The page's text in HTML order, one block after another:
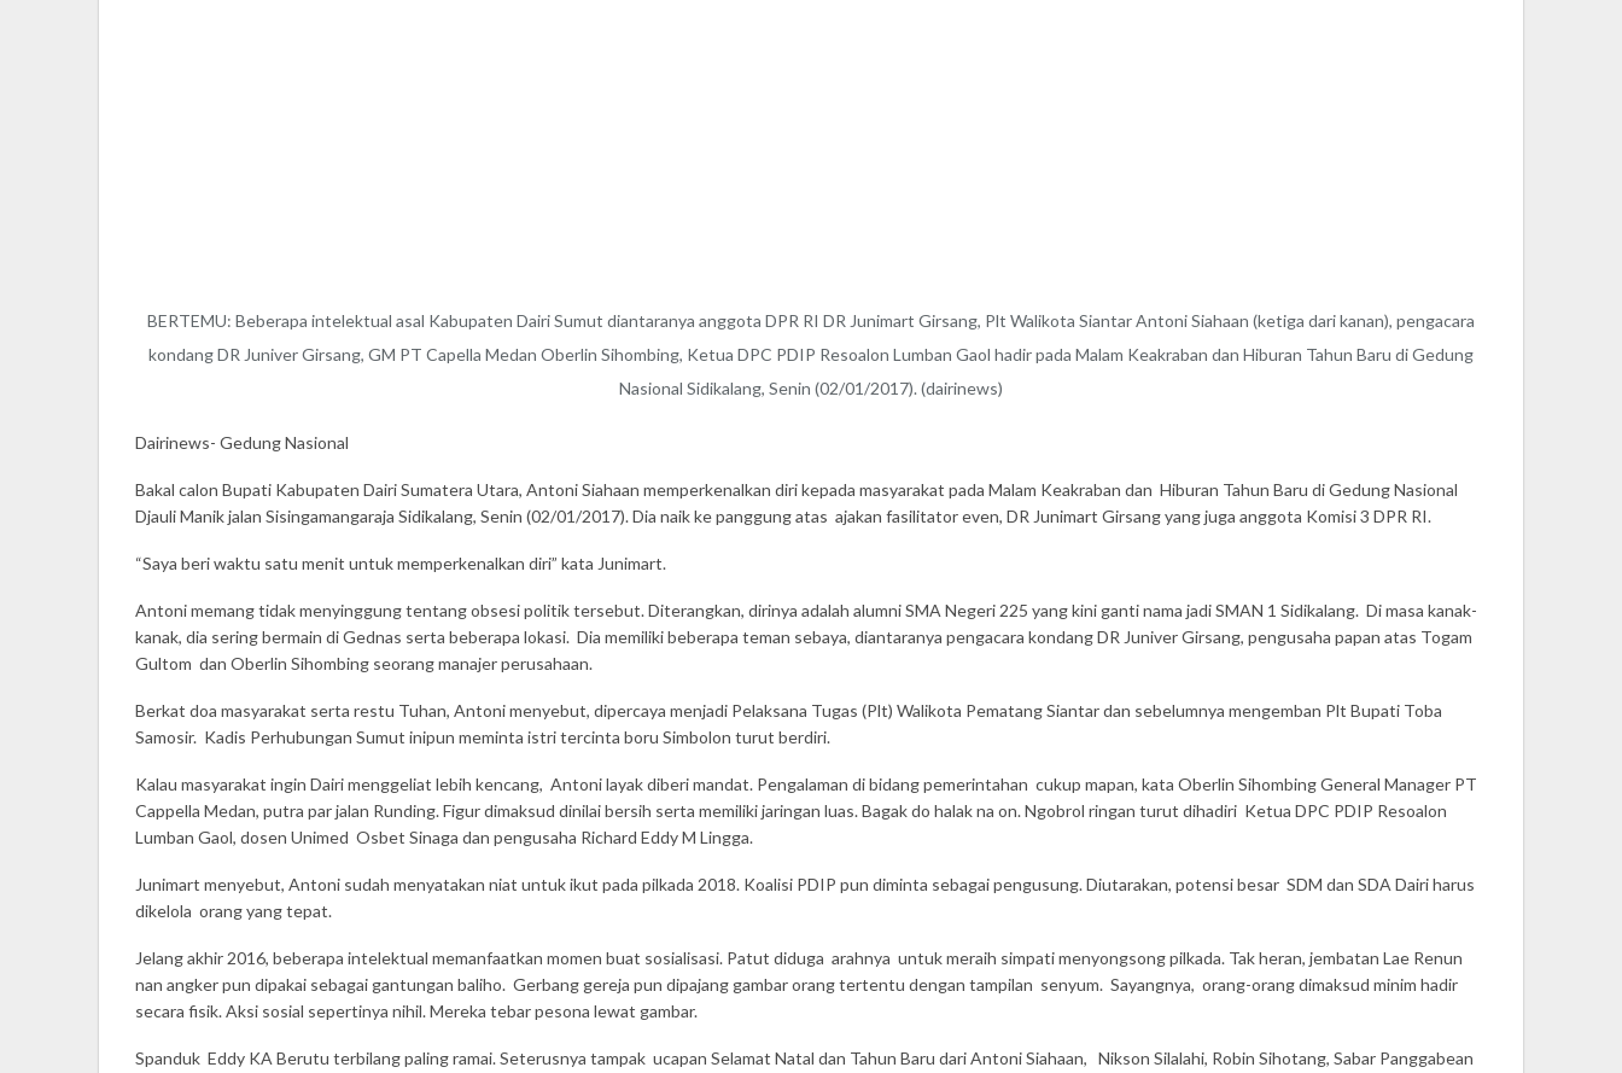
BERTEMU: Beberapa intelektual asal Kabupaten Dairi Sumut diantaranya anggota DPR RI DR Junimart Girsang, Plt Walikota Siantar Antoni Siahaan (ketiga dari kanan), pengacara
kondang DR Juniver Girsang, GM PT Capella Medan Oberlin Sihombing, Ketua DPC PDIP Resoalon Lumban Gaol hadir pada Malam Keakraban dan Hiburan Tahun Baru di Gedung
Nasional Sidikalang, Senin (02/01/2017). (dairinews)
Dairinews- Gedung Nasional
Bakal calon Bupati Kabupaten Dairi Sumatera Utara, Antoni Siahaan memperkenalkan diri kepada masyarakat pada Malam Keakraban dan Hiburan Tahun Baru di Gedung Nasional
Djauli Manik jalan Sisingamangaraja Sidikalang, Senin (02/01/2017). Dia naik ke panggung atas ajakan fasilitator even, DR Junimart Girsang yang juga anggota Komisi 3 DPR RI.
“Saya beri waktu satu menit untuk memperkenalkan diri” kata Junimart.
Antoni memang tidak menyinggung tentang obsesi politik tersebut. Diterangkan, dirinya adalah alumni SMA Negeri 225 yang kini ganti nama jadi SMAN 1 Sidikalang. Di masa kanak-
kanak, dia sering bermain di Gednas serta beberapa lokasi. Dia memiliki beberapa teman sebaya, diantaranya pengacara kondang DR Juniver Girsang, pengusaha papan atas Togam
Gultom dan Oberlin Sihombing seorang manajer perusahaan.
Berkat doa masyarakat serta restu Tuhan, Antoni menyebut, dipercaya menjadi Pelaksana Tugas (Plt) Walikota Pematang Siantar dan sebelumnya mengemban Plt Bupati Toba
Samosir. Kadis Perhubungan Sumut inipun meminta istri tercinta boru Simbolon turut berdiri.
Kalau masyarakat ingin Dairi menggeliat lebih kencang, Antoni layak diberi mandat. Pengalaman di bidang pemerintahan cukup mapan, kata Oberlin Sihombing General Manager PT
Cappella Medan, putra par jalan Runding. Figur dimaksud dinilai bersih serta memiliki jaringan luas. Bagak do halak na on. Ngobrol ringan turut dihadiri Ketua DPC PDIP Resoalon
Lumban Gaol, dosen Unimed Osbet Sinaga dan pengusaha Richard Eddy M Lingga.
Junimart menyebut, Antoni sudah menyatakan niat untuk ikut pada pilkada 2018. Koalisi PDIP pun diminta sebagai pengusung. Diutarakan, potensi besar SDM dan SDA Dairi harus
dikelola orang yang tepat.
Jelang akhir 2016, beberapa intelektual memanfaatkan momen buat sosialisasi. Patut diduga arahnya untuk meraih simpati menyongsong pilkada. Tak heran, jembatan Lae Renun
nan angker pun dipakai sebagai gantungan baliho. Gerbang gereja pun dipajang gambar orang tertentu dengan tampilan senyum. Sayangnya, orang-orang dimaksud minim hadir
secara fisik. Aksi sosial sepertinya nihil. Mereka tebar pesona lewat gambar.
Spanduk Eddy KA Berutu terbilang paling ramai. Seterusnya tampak ucapan Selamat Natal dan Tahun Baru dari Antoni Siahaan, Nikson Silalahi, Robin Sihotang, Sabar Panggabean